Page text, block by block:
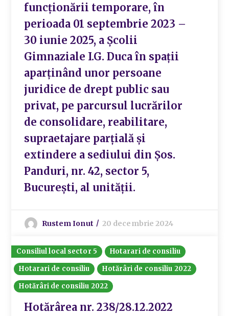
funcționării temporare, în
perioada 01 septembrie 2023 –
30 iunie 2025, a Școlii
Gimnaziale I.G. Duca în spații
aparținând unor persoane
juridice de drept public sau
privat, pe parcursul lucrărilor
de consolidare, reabilitare,
supraetajare parțială și
extindere a sediului din Șos.
Panduri, nr. 42, sector 5,
București, al unității.
Rustem Ionut 20 decembrie 2024
Consiliul local sector 5
Hotarari de consiliu
Hotarari de consiliu
Hotărâri de consiliu 2022
Hotărâri de consiliu 2022
Hotărârea nr. 238/28.12.2022